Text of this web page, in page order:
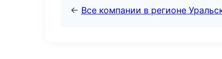
← Все компании в регионе